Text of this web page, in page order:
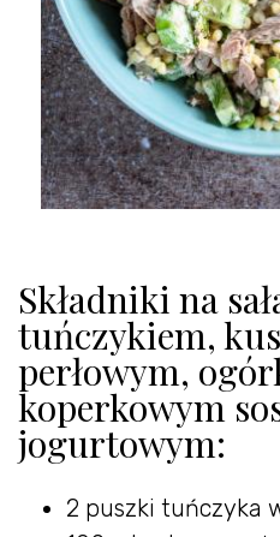
Składniki na
tuńczykiem,
perłowym,
koperkowym
jogurtowym:
2 puszki tuńczyka